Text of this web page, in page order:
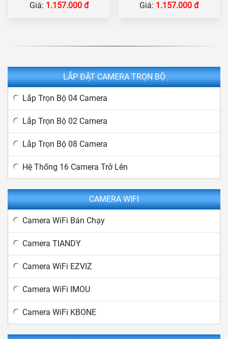
Giá: 1.157.000 đ Giá: 1.157.000 đ
LẮP ĐẶT CAMERA TRỌN BỘ
Lắp Trọn Bộ 04 Camera
Lắp Trọn Bộ 02 Camera
Lắp Trọn Bộ 08 Camera
Hệ Thống 16 Camera Trở Lên
CAMERA WIFI
Camera WiFi Bán Chạy
Camera TIANDY
Camera WiFi EZVIZ
Camera WiFi IMOU
Camera WiFi KBONE